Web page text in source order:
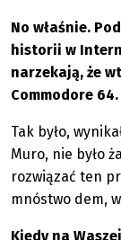
No właśnie.
historii w
narzekają, że
Commodore 64.
Tak było,
Muro, nie było
rozwiązać ten
mnóstwo dem,
Kiedy na